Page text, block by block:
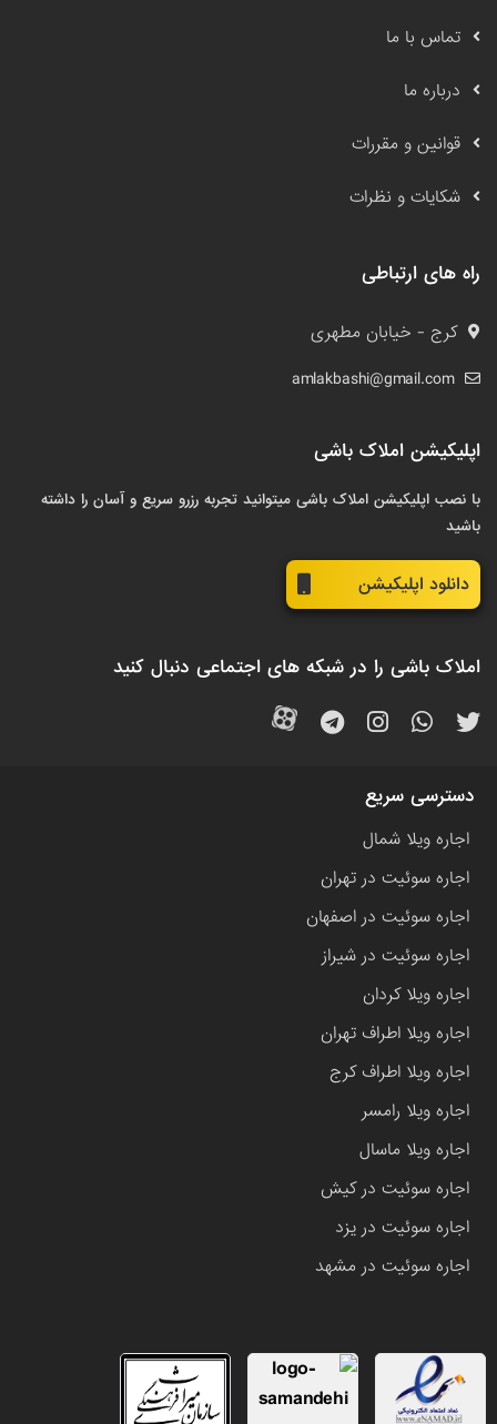
تماس با ما
درباره ما
قوانین و مقررات
شکایات و نظرات
راه های ارتباطی
کرج - خیابان مطهری
amlakbashi@gmail.com
اپلیکیشن املاک باشی
با نصب اپلیکیشن املاک باشی میتوانید تجربه رزرو سریع و آسان را داشته
باشید
دانلود اپلیکیشن
املاک باشی را در شبکه های اجتماعی دنبال کنید
دسترسی سریع
اجاره ویلا شمال
اجاره سوئیت در تهران
اجاره سوئیت در اصفهان
اجاره سوئیت در شیراز
اجاره ویلا کردان
اجاره ویلا اطراف تهران
اجاره ویلا اطراف کرج
اجاره ویلا رامسر
اجاره ویلا ماسال
اجاره سوئیت در کیش
اجاره سوئیت در یزد
اجاره سوئیت در مشهد